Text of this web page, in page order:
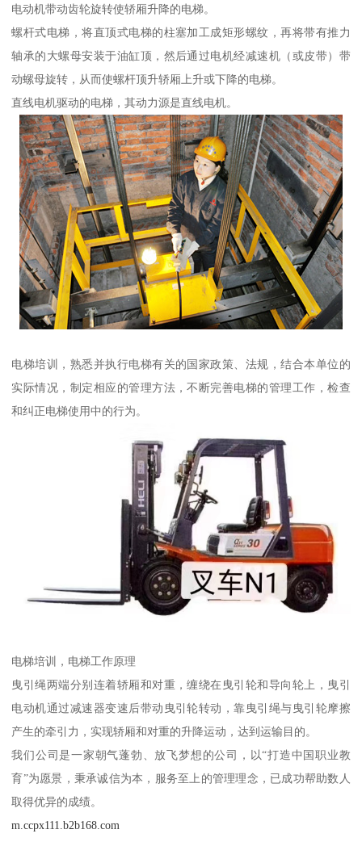
电动机带动齿轮旋转使轿厢升降的电梯。
螺杆式电梯，将直顶式电梯的柱塞加工成矩形螺纹，再将带有推力
轴承的大螺母安装于油缸顶，然后通过电机经减速机（或皮带）带
动螺母旋转，从而使螺杆顶升轿厢上升或下降的电梯。
直线电机驱动的电梯，其动力源是直线电机。
电梯培训，熟悉并执行电梯有关的国家政策、法规，结合本单位的
实际情况，制定相应的管理方法，不断完善电梯的管理工作，检查
和纠正电梯使用中的行为。
电梯培训，电梯工作原理
曳引绳两端分别连着轿厢和对重，缠绕在曳引轮和导向轮上，曳引
电动机通过减速器变速后带动曳引轮转动，靠曳引绳与曳引轮摩擦
产生的牵引力，实现轿厢和对重的升降运动，达到运输目的。
我们公司是一家朝气蓬勃、放飞梦想的公司，以“打造中国职业教
育”为愿景，秉承诚信为本，服务至上的管理理念，已成功帮助数人
取得优异的成绩。
m.ccpx111.b2b168.com